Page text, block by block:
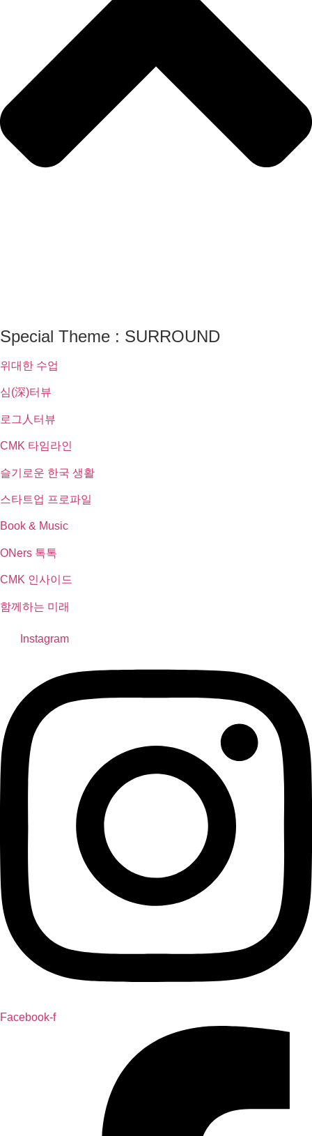
Special Theme : SURROUND
위대한 수업
심(深)터뷰
로그人터뷰
CMK 타임라인
슬기로운 한국 생활
스타트업 프로파일
Book & Music
ONers 톡톡
CMK 인사이드
함께하는 미래
Instagram
Facebook-f